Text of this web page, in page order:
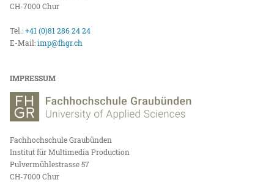
CH-7000 Chur
Tel.:+41 (0)81 286 24 24
E-Mail:imp@fhgr.ch
IMPRESSUM
Fachhochschule Graubünden
Institut für Multimedia Production
Pulvermühlestrasse 57
CH-7000 Chur